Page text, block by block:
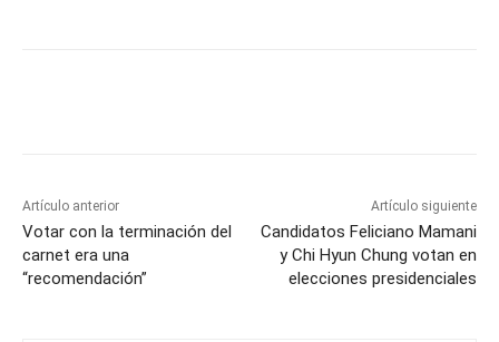
Artículo anterior
Votar con la terminación del
carnet era una
“recomendación”
Artículo siguiente
Candidatos Feliciano Mamani
y Chi Hyun Chung votan en
elecciones presidenciales